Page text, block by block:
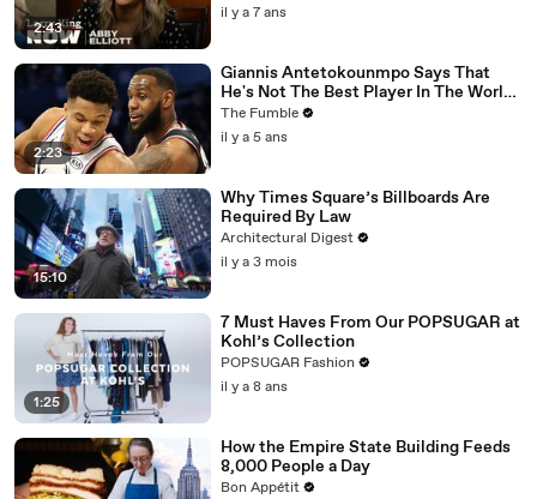
2:43
questions
il y a 7 ans
2:23
Giannis Antetokounmpo Says That
He's Not The Best Player In The World,
LeBron James Is
The Fumble
il y a 5 ans
15:10
Why Times Square’s Billboards Are
Required By Law
Architectural Digest
il y a 3 mois
1:25
7 Must Haves From Our POPSUGAR at
Kohl’s Collection
POPSUGAR Fashion
il y a 8 ans
How the Empire State Building Feeds
8,000 People a Day
Bon Appétit